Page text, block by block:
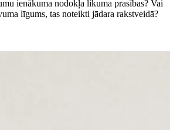
ienākuma nodokļa likuma prasības? Vai
līgums, tas noteikti jādara rakstveidā?